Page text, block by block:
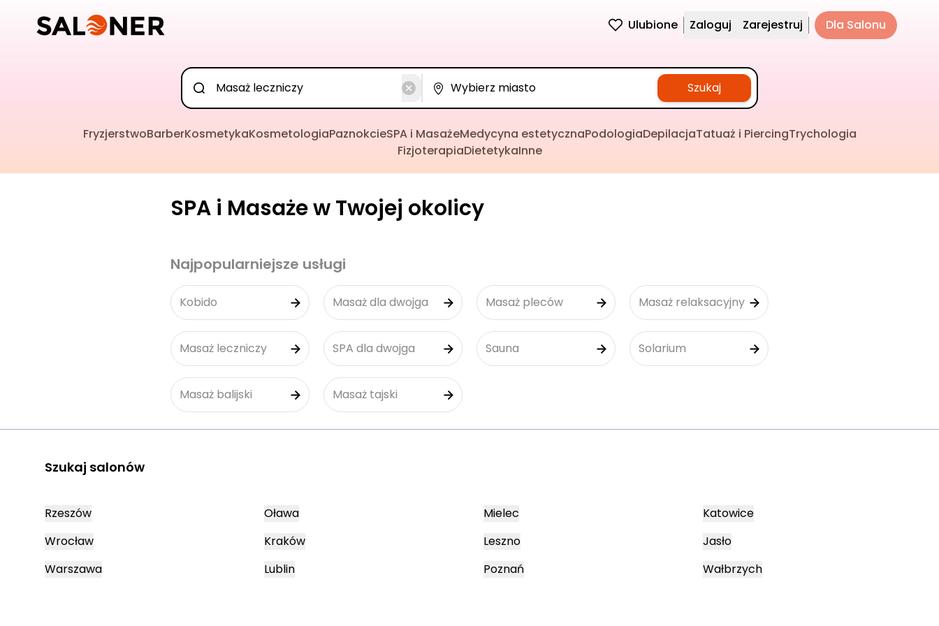
Ulubione Zaloguj Zarejestruj Dla Salonu
Szukaj
FryzjerstwoBarberKosmetykaKosmetologiaPaznokcieSPA i MasażeMedycyna estetycznaPodologiaDepilacjaTatuaż i PiercingTrychologia
FizjoterapiaDietetykaInne
SPA i Masaże w Twojej okolicy
Najpopularniejsze usługi
Kobido Masaż dla dwojga Masaż pleców Masaż relaksacyjny
Masaż leczniczy SPA dla dwojga Sauna Solarium
Masaż balijski Masaż tajski
Szukaj salonów
Rzeszów
Wrocław
Warszawa
Oława
Kraków
Lublin
Mielec
Leszno
Poznań
Katowice
Jasło
Wałbrzych